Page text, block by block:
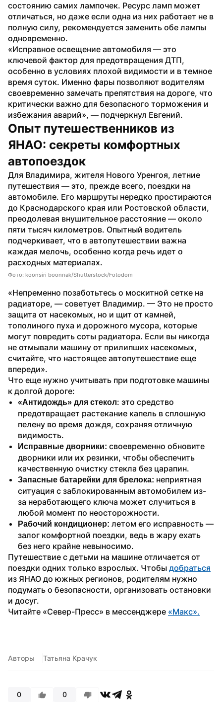
состоянию самих лампочек. Ресурс ламп может
отличаться, но даже если одна из них работает не в
полную силу, рекомендуется заменить обе лампы
одновременно.
«Исправное освещение автомобиля — это
ключевой фактор для предотвращения ДТП,
особенно в условиях плохой видимости и в темное
время суток. Именно фары позволяют водителям
своевременно замечать препятствия на дороге, что
критически важно для безопасного торможения и
избежания аварий», — подчеркнул Евгений.
Опыт путешественников из
ЯНАО: секреты комфортных
автопоездок
Для Владимира, жителя Нового Уренгоя, летние
путешествия — это, прежде всего, поездки на
автомобиле. Его маршруты нередко простираются
до Краснодарского края или Ростовской области,
преодолевая внушительное расстояние — около
пяти тысяч километров. Опытный водитель
подчеркивает, что в автопутешествии важна
каждая мелочь, особенно когда речь идет о
расходных материалах.
Фото: koonsiri boonnak/Shutterstock/Fotodom
«Непременно позаботьтесь о москитной сетке на
радиаторе, — советует Владимир. — Это не просто
защита от насекомых, но и щит от камней,
тополиного пуха и дорожного мусора, которые
могут повредить соты радиатора. Если вы никогда
не отмывали машину от прилипших насекомых,
считайте, что настоящее автопутешествие еще
впереди».
Что еще нужно учитывать при подготовке машины
к долгой дороге:
«Антидождь» для стекол: это средство
предотвращает растекание капель в сплошную
пелену во время дождя, сохраняя отличную
видимость.
Исправные дворники: своевременно обновите
дворники или их резинки, чтобы обеспечить
качественную очистку стекла без царапин.
Запасные батарейки для брелока: неприятная
ситуация с заблокированным автомобилем из-
за неработающего ключа может случиться в
любой момент по неосторожности.
Рабочий кондиционер: летом его исправность —
залог комфортной поездки, ведь в жару ехать
без него крайне невыносимо.
Путешествие с детьми на машине отличается от
поездки одних только взрослых. Чтобы добраться
из ЯНАО до южных регионов, родителям нужно
подумать о безопасности, организовать остановки
и досуг.
Читайте «Север-Пресс» в мессенджере «Макс».
Авторы Татьяна Крачук
0 0